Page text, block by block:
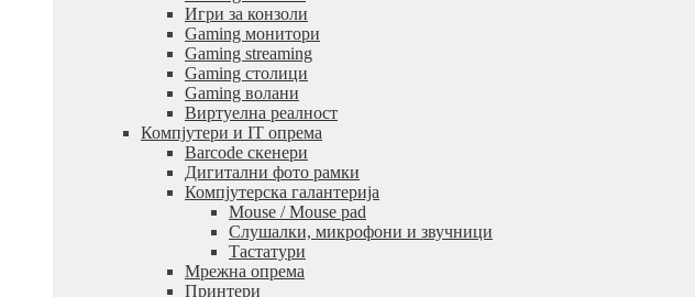
Игри за конзоли
Gaming монитори
Gaming streaming
Gaming столици
Gaming волани
Виртуелна реалност
Компјутери и IT опрема
Barcode скенери
Дигитални фото рамки
Компјутерска галантерија
Mouse / Mouse pad
Слушалки, микрофони и звучници
Тастатури
Мрежна опрема
Принтери